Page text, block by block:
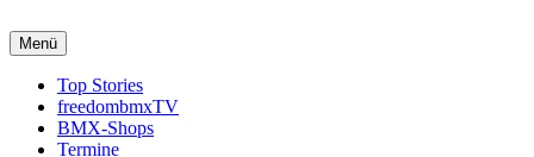
Menü
Top Stories
freedombmxTV
BMX-Shops
Termine